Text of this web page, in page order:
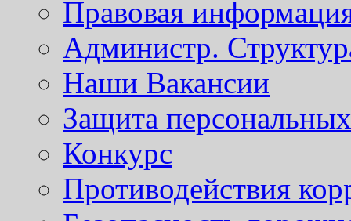
Правовая
Администр.
Наши Вакансии
Защита
Конкурс
Противодействия